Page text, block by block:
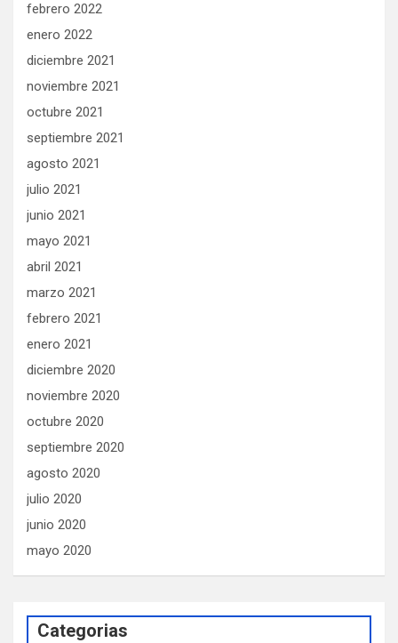
febrero 2022
enero 2022
diciembre 2021
noviembre 2021
octubre 2021
septiembre 2021
agosto 2021
julio 2021
junio 2021
mayo 2021
abril 2021
marzo 2021
febrero 2021
enero 2021
diciembre 2020
noviembre 2020
octubre 2020
septiembre 2020
agosto 2020
julio 2020
junio 2020
mayo 2020
Categorias